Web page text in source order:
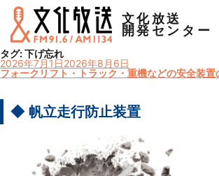
文化放送
開発センター
タグ:下げ忘れ
投
稿
日:
2026年7月1日2026年8月6日
フォークリフト・トラック・重機などの安全装置
◆ 帆立走行防止装置